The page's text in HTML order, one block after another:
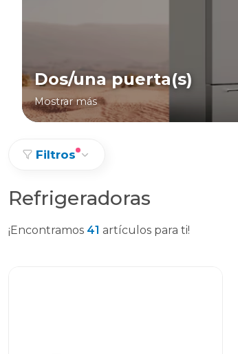
Dos/una puerta(s)
Mostrar más
Filtros
Refrigeradoras
¡Encontramos 41 artículos para ti!